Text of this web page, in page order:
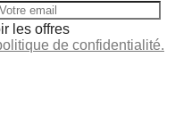
les offres
de confidentialité.